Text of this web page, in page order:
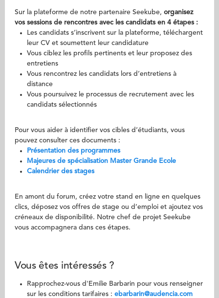
Sur la plateforme de notre partenaire Seekube, organisez
vos sessions de rencontres avec les candidats en 4 étapes :
Les candidats s’inscrivent sur la plateforme, téléchargent
leur CV et soumettent leur candidature
Vous ciblez les profils pertinents et leur proposez des
entretiens
Vous rencontrez les candidats lors d’entretiens à
distance
Vous poursuivez le processus de recrutement avec les
candidats sélectionnés
Pour vous aider à identifier vos cibles d’étudiants, vous
pouvez consulter ces documents :
Présentation des programmes
Majeures de spécialisation Master Grande Ecole
Calendrier des stages
En amont du forum, créez votre stand en ligne en quelques
clics, déposez vos offres de stage ou d’emploi et ajoutez vos
créneaux de disponibilité. Notre chef de projet Seekube
vous accompagnera dans ces étapes.
Vous êtes intéressés ?
Rapprochez-vous d'Emilie Barbarin pour vous renseigner
sur les conditions tarifaires : ebarbarin@audencia.com